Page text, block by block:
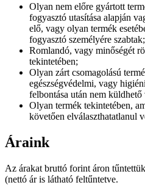
Olyan nem előre gyártott
fogyasztó utasítása alapján
elő, vagy olyan termék
fogyasztó személyére szabtak;
Romlandó, vagy minőségét
tekintetében;
Olyan zárt csomagolású
egészségvédelmi, vagy
felbontása után nem küldhető
Olyan termék tekintetében,
követően elválaszthatatlanul
Áraink
Az árakat bruttó forint áron
(nettó ár is látható feltűntetve.